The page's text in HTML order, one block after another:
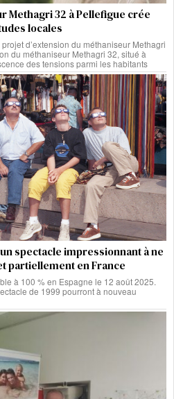
Methagri 32 à Pellefigue crée
locales
d’extension du méthaniseur Methagri
du méthaniseur Methagri 32, situé à
des tensions parmi les habitants
spectacle impressionnant à ne
partiellement en France
à 100 % en Espagne le 12 août 2025.
de 1999 pourront à nouveau